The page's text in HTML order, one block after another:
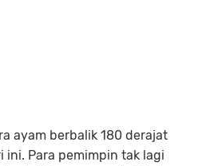
ayam berbalik 180 derajat
ini. Para pemimpin tak lagi